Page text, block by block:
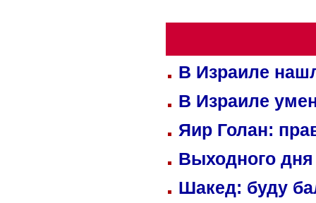
В Израиле
В Израиле
Яир Голан:
Выходного
Шакед: буду